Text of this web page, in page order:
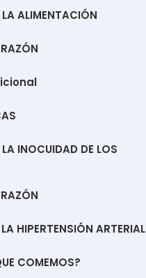
ALIMENTACIÓN
INOCUIDAD DE LOS
HIPERTENSIÓN ARTERIAL
COMEMOS?